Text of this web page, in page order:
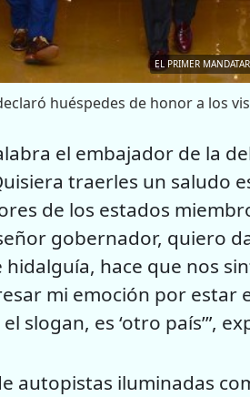
EL PRIMER
huéspedes de honor a los
el embajador de la
traerles un saludo
de los estados
gobernador, quiero
hace que nos
mi emoción por estar
slogan, es ‘otro país’”,
autopistas iluminadas